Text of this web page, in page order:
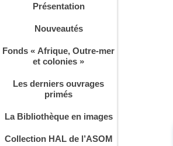
Présentation
Nouveautés
Fonds « Afrique, Outre-mer
et colonies »
Les derniers ouvrages
primés
La Bibliothèque en images
Collection HAL de l’ASOM